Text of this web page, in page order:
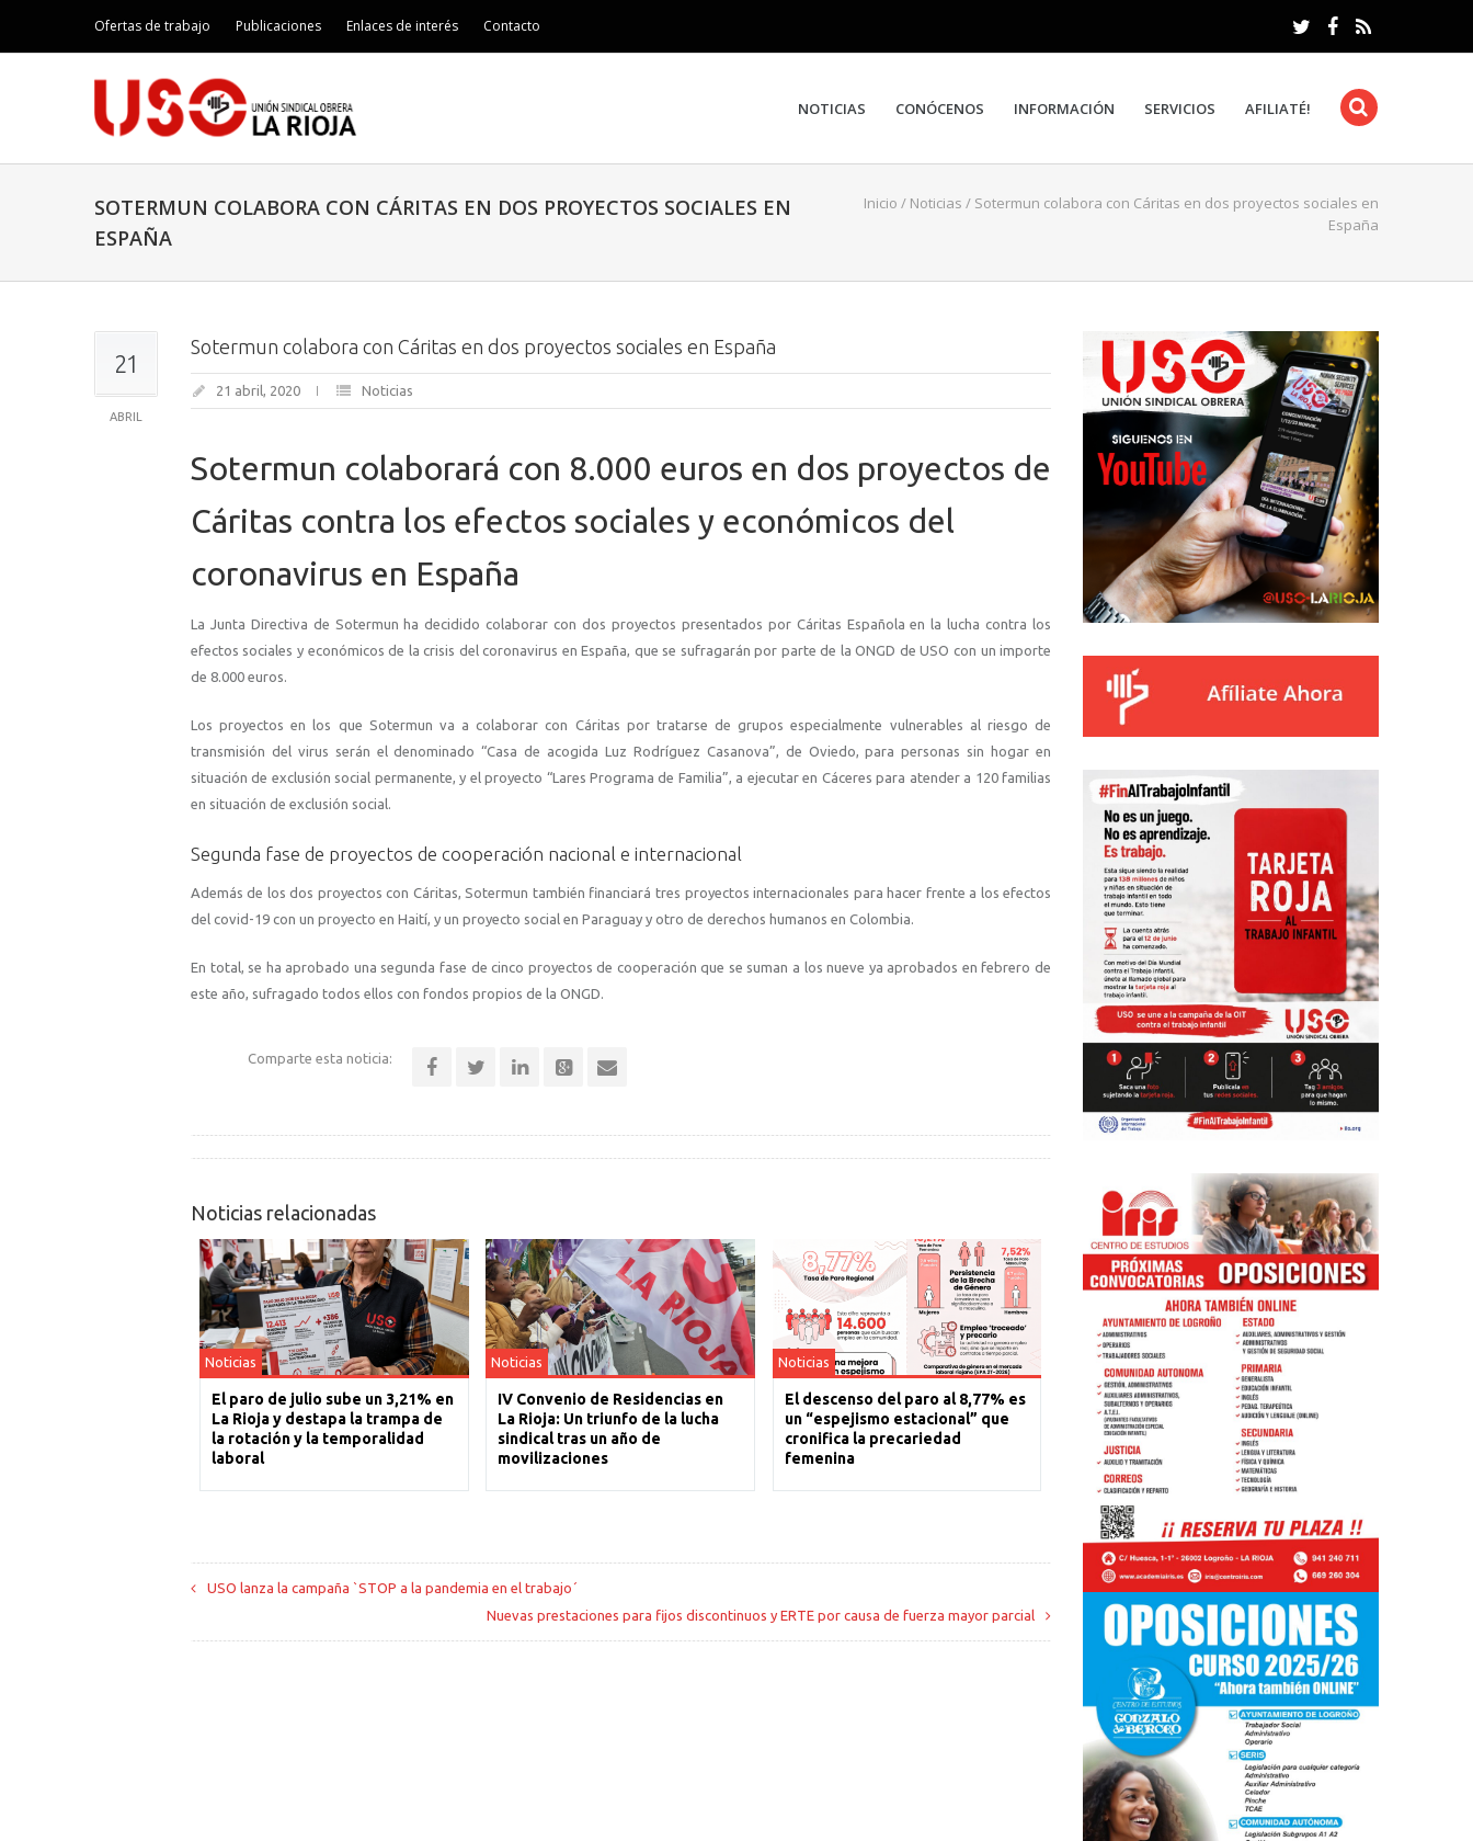
Ofertas de trabajo Publicaciones Enlaces de interés Contacto
NOTICIAS CONÓCENOS INFORMACIÓN SERVICIOS AFILIATÉ!
SOTERMUN COLABORA CON CÁRITAS EN DOS PROYECTOS SOCIALES EN
ESPAÑA
Inicio / Noticias / Sotermun colabora con Cáritas en dos proyectos sociales en
España
21
ABRIL
Sotermun colabora con Cáritas en dos proyectos sociales en España
21 abril, 2020 Noticias
Sotermun colaborará con 8.000 euros en dos proyectos de
Cáritas contra los efectos sociales y económicos del
coronavirus en España
La Junta Directiva de Sotermun ha decidido colaborar con dos proyectos presentados por Cáritas Española en la lucha contra los
efectos sociales y económicos de la crisis del coronavirus en España, que se sufragarán por parte de la ONGD de USO con un importe
de 8.000 euros.
Los proyectos en los que Sotermun va a colaborar con Cáritas por tratarse de grupos especialmente vulnerables al riesgo de
transmisión del virus serán el denominado “Casa de acogida Luz Rodríguez Casanova”, de Oviedo, para personas sin hogar en
situación de exclusión social permanente, y el proyecto “Lares Programa de Familia”, a ejecutar en Cáceres para atender a 120 familias
en situación de exclusión social.
Segunda fase de proyectos de cooperación nacional e internacional
Además de los dos proyectos con Cáritas, Sotermun también financiará tres proyectos internacionales para hacer frente a los efectos
del covid-19 con un proyecto en Haití, y un proyecto social en Paraguay y otro de derechos humanos en Colombia.
En total, se ha aprobado una segunda fase de cinco proyectos de cooperación que se suman a los nueve ya aprobados en febrero de
este año, sufragado todos ellos con fondos propios de la ONGD.
Comparte esta noticia:
Noticias relacionadas
Noticias
El paro de julio sube un 3,21% en
La Rioja y destapa la trampa de
la rotación y la temporalidad
laboral
Noticias
IV Convenio de Residencias en
La Rioja: Un triunfo de la lucha
sindical tras un año de
movilizaciones
Noticias
El descenso del paro al 8,77% es
un “espejismo estacional” que
cronifica la precariedad
femenina
USO lanza la campaña `STOP a la pandemia en el trabajo´
Nuevas prestaciones para fijos discontinuos y ERTE por causa de fuerza mayor parcial